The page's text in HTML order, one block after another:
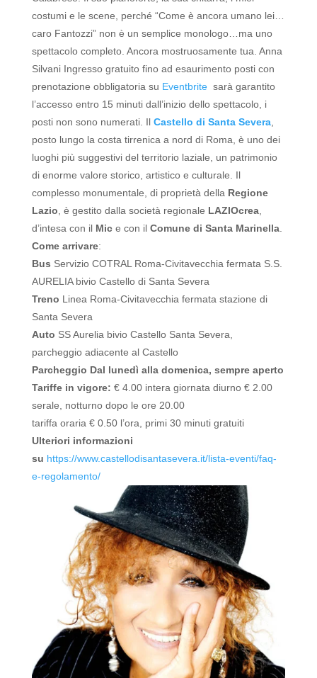
costumi e le scene, perché “Come è ancora umano lei…
caro Fantozzi” non è un semplice monologo…ma uno
spettacolo completo. Ancora mostruosamente tua. Anna
Silvani Ingresso gratuito fino ad esaurimento posti con
prenotazione obbligatoria su Eventbritesarà garantito
l’accesso entro 15 minuti dall’inizio dello spettacolo, i
posti non sono numerati. Il Castello di Santa Severa,
posto lungo la costa tirrenica a nord di Roma, è uno dei
luoghi più suggestivi del territorio laziale, un patrimonio
di enorme valore storico, artistico e culturale. Il
complesso monumentale, di proprietà della Regione
Lazio, è gestito dalla società regionale LAZIOcrea,
d’intesa con il Mice con il Comune di Santa Marinella.
Come arrivare:
Bus Servizio COTRAL Roma-Civitavecchia fermata S.S.
AURELIA bivio Castello di Santa Severa
Treno Linea Roma-Civitavecchia fermata stazione di
Santa Severa
Auto SS Aurelia bivio Castello Santa Severa,
parcheggio adiacente al Castello
Parcheggio Dal lunedì alla domenica, sempre aperto
Tariffe in vigore: € 4.00 intera giornata diurno € 2.00
serale, notturno dopo le ore 20.00
tariffa oraria € 0.50 l’ora, primi 30 minuti gratuiti
Ulteriori informazioni
su https://www.castellodisantasevera.it/lista-eventi/faq-
e-regolamento/